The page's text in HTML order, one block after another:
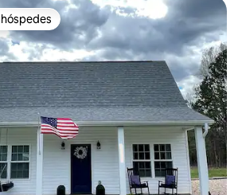
preferidos dos hóspedes